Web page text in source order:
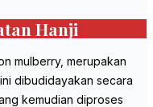
Hanji
mulberry, merupakan
dibudidayakan secara
kemudian diproses